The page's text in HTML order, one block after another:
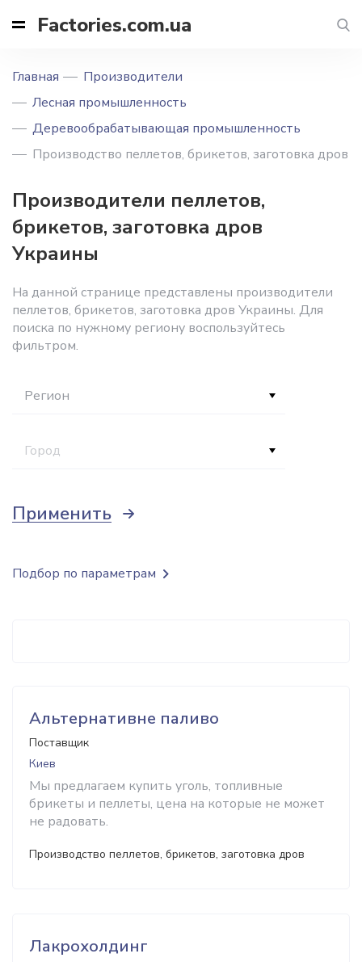
Factories.com.ua
Главная
Производители
Лесная промышленность
Деревообрабатывающая промышленность
Производство пеллетов, брикетов, заготовка дров
Производители пеллетов,
брикетов, заготовка дров
Украины
На данной странице представлены производители
пеллетов, брикетов, заготовка дров Украины. Для
поиска по нужному региону воспользуйтесь
фильтром.
Регион
Город
Применить
Альтернативне паливо
Поставщик
Киев
Мы предлагаем купить уголь, топливные
брикеты и пеллеты, цена на которые не может
не радовать.
Производство пеллетов, брикетов, заготовка дров
Лакрохолдинг
Подбор по параметрам